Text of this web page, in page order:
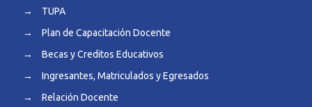
→
TUPA
→
Plan de Capacitación Docente
→
Becas y Creditos Educativos
→
Ingresantes, Matriculados y Egresados
→
Relación Docente